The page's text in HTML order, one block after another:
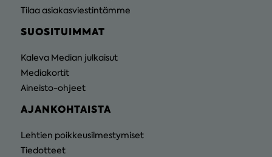
Tilaa asiakasviestintämme
SUOSITUIMMAT
Kaleva Median julkaisut
Mediakortit
Aineisto-ohjeet
AJANKOHTAISTA
Lehtien poikkeusilmestymiset
Tiedotteet